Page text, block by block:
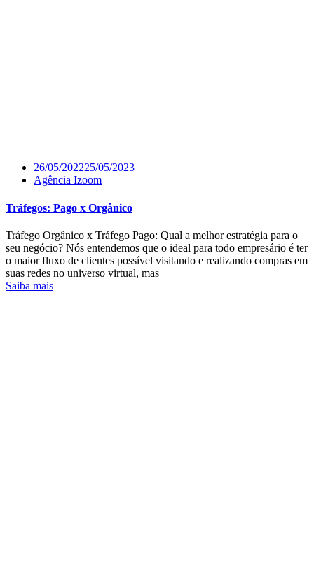
26/05/202225/05/2023
Agência Izoom
Tráfegos: Pago x Orgânico
Tráfego Orgânico x Tráfego Pago: Qual a melhor estratégia para o
seu negócio? Nós entendemos que o ideal para todo empresário é ter
o maior fluxo de clientes possível visitando e realizando compras em
suas redes no universo virtual, mas
Saiba mais